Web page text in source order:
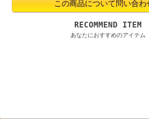
RECOMMEND ITEM
あなたにおすすめのアイテム